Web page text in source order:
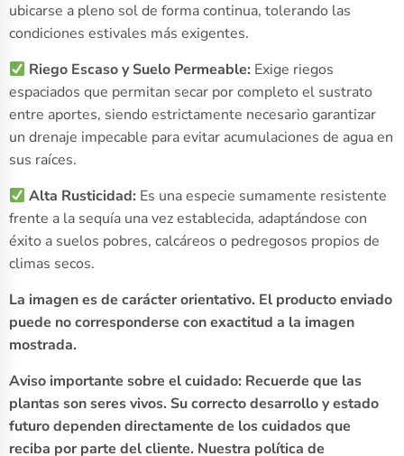
ubicarse a pleno sol de forma continua, tolerando las
condiciones estivales más exigentes.
Riego Escaso y Suelo Permeable: Exige riegos
espaciados que permitan secar por completo el sustrato
entre aportes, siendo estrictamente necesario garantizar
un drenaje impecable para evitar acumulaciones de agua en
sus raíces.
Alta Rusticidad: Es una especie sumamente resistente
frente a la sequía una vez establecida, adaptándose con
éxito a suelos pobres, calcáreos o pedregosos propios de
climas secos.
La imagen es de carácter orientativo. El producto enviado
puede no corresponderse con exactitud a la imagen
mostrada.
Aviso importante sobre el cuidado: Recuerde que las
plantas son seres vivos. Su correcto desarrollo y estado
futuro dependen directamente de los cuidados que
reciba por parte del cliente. Nuestra política de